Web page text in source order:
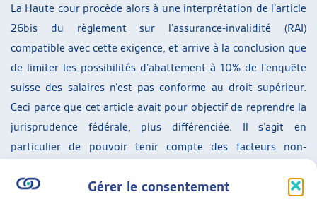
Gérer le consentement
La Haute cour procède alors à une interprétation de l’article
26bis du règlement sur l’assurance-invalidité (RAI)
compatible avec cette exigence, et arrive à la conclusion que
de limiter les possibilités d’abattement à 10% de l’enquête
suisse des salaires n’est pas conforme au droit supérieur.
Ceci parce que cet article avait pour objectif de reprendre la
jurisprudence fédérale, plus différenciée. Il s’agit en
particulier de pouvoir tenir compte des facteurs non-
comme il en existe en l’espèce.